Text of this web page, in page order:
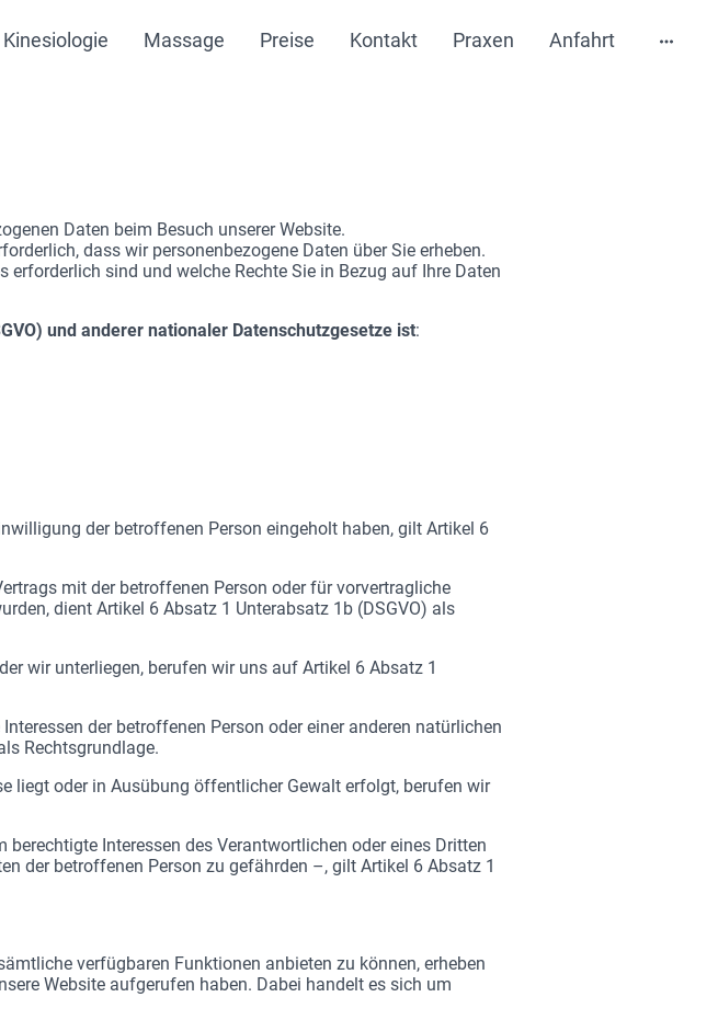
Kinesiologie Massage Preise Kontakt Praxen Anfahrt
Daten beim Besuch unserer Website.
dass wir personenbezogene Daten über Sie erheben.
sind und welche Rechte Sie in Bezug auf Ihre Daten
und anderer nationaler Datenschutzgesetze ist:
der betroffenen Person eingeholt haben, gilt Artikel 6
mit der betroffenen Person oder für vorvertragliche
dient Artikel 6 Absatz 1 Unterabsatz 1b (DSGVO) als
wir unterliegen, berufen wir uns auf Artikel 6 Absatz 1
der betroffenen Person oder einer anderen natürlichen
Rechtsgrundlage.
liegt oder in Ausübung öffentlicher Gewalt erfolgt, berufen wir
Interessen des Verantwortlichen oder eines Dritten
der betroffenen Person zu gefährden –, gilt Artikel 6 Absatz 1
verfügbaren Funktionen anbieten zu können, erheben
Website aufgerufen haben. Dabei handelt es sich um